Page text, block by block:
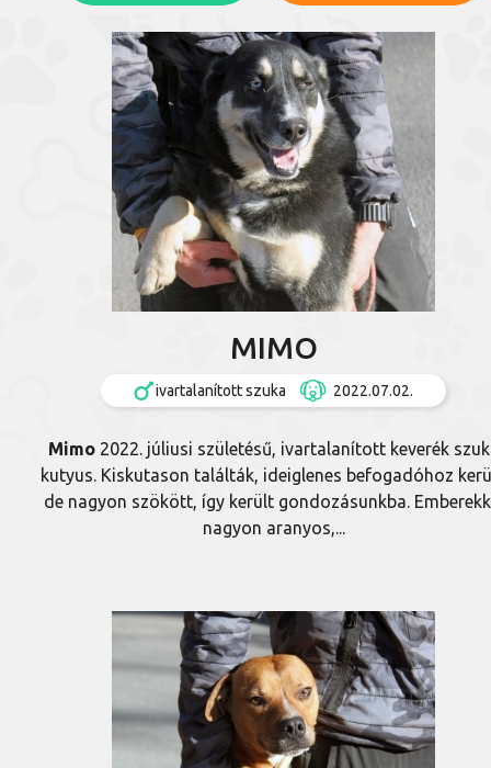
MIMO
ivartalanított szuka 2022.07.02.
Mimo2022. júliusi születésű, ivartalanított keverék
kutyus. Kiskutason találták, ideiglenes befogadóhoz
de nagyon szökött, így került gondozásunkba.
nagyon aranyos,...